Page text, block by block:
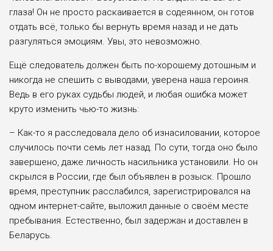
глаза! Он не просто раскаивается в содеянном, он готов
отдать всё, только бы вернуть время назад и не дать
разгуляться эмоциям. Увы, это невозможно.
Ещё следователь должен быть по-хорошему дотошным и
никогда не спешить с выводами, уверена наша героиня.
Ведь в его руках судьбы людей, и любая ошибка может
круто изменить чью-то жизнь:
– Как-то я расследовала дело об изнасиловании, которое
случилось почти семь лет назад. По сути, тогда оно было
завершено, даже личность насильника установили. Но он
скрылся в России, где был объявлен в розыск. Прошло
время, преступник расслабился, зарегистрировался на
одном интернет-сайте, выложил данные о своём месте
пребывания. Естественно, был задержан и доставлен в
Беларусь.